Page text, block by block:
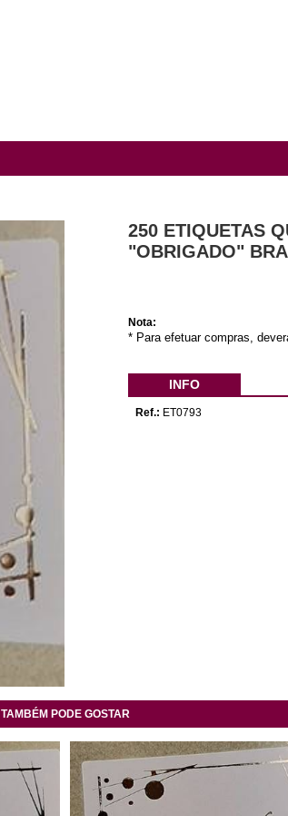
250 ETIQUETAS
"OBRIGADO"
Nota:
* Para efetuar compras,
INFO
Ref.: ET0793
TAMBÉM PODE GOSTAR